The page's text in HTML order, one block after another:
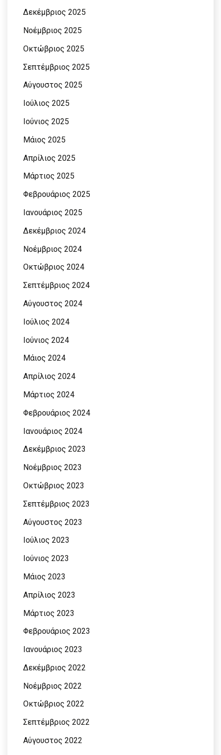
Δεκέμβριος 2025
Νοέμβριος 2025
Οκτώβριος 2025
Σεπτέμβριος 2025
Αύγουστος 2025
Ιούλιος 2025
Ιούνιος 2025
Μάιος 2025
Απρίλιος 2025
Μάρτιος 2025
Φεβρουάριος 2025
Ιανουάριος 2025
Δεκέμβριος 2024
Νοέμβριος 2024
Οκτώβριος 2024
Σεπτέμβριος 2024
Αύγουστος 2024
Ιούλιος 2024
Ιούνιος 2024
Μάιος 2024
Απρίλιος 2024
Μάρτιος 2024
Φεβρουάριος 2024
Ιανουάριος 2024
Δεκέμβριος 2023
Νοέμβριος 2023
Οκτώβριος 2023
Σεπτέμβριος 2023
Αύγουστος 2023
Ιούλιος 2023
Ιούνιος 2023
Μάιος 2023
Απρίλιος 2023
Μάρτιος 2023
Φεβρουάριος 2023
Ιανουάριος 2023
Δεκέμβριος 2022
Νοέμβριος 2022
Οκτώβριος 2022
Σεπτέμβριος 2022
Αύγουστος 2022